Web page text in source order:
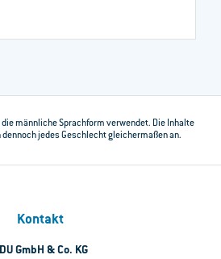
männliche Sprachform verwendet. Die Inhalte
jedes Geschlecht gleichermaßen an.
Kontakt
GmbH & Co. KG